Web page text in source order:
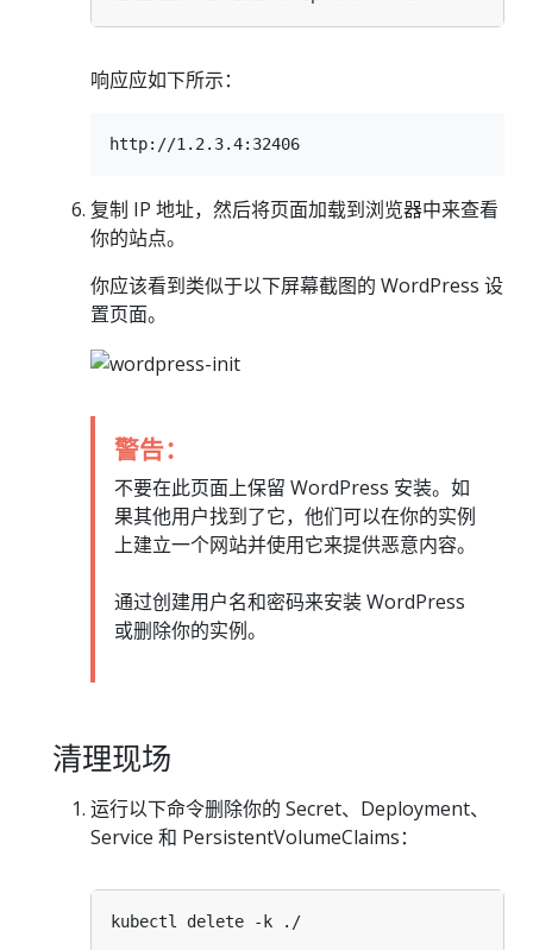
响应应如下所示：
复制 IP 地址，然后将页面加载到浏览器中来查看
你的站点。
你应该看到类似于以下屏幕截图的 WordPress 设
置页面。
警告：
不要在此页面上保留 WordPress 安装。如
果其他用户找到了它，他们可以在你的实例
上建立一个网站并使用它来提供恶意内容。
通过创建用户名和密码来安装 WordPress
或删除你的实例。
清理现场
运行以下命令删除你的 Secret、Deployment、
Service 和 PersistentVolumeClaims：